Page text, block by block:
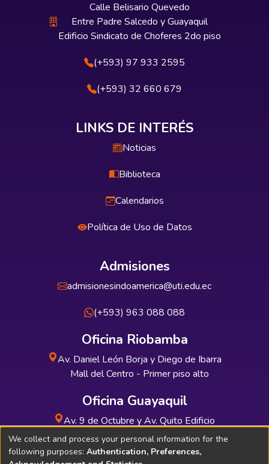
Calle Belisario Quevedo
Entre Padre Salcedo y Guayaquil
Edificio Sindicato de Choferes 2do piso
(+593) 97 933 2595
(+593) 32 660 679
LINKS DE INTERÉS
Noticias
Biblioteca
Calendarios
Política de Uso de Datos
Admisiones
admisionesindoamerica@uti.edu.ec
(+593) 963 088 088
Oficina Riobamba
Av. Daniel León Borja y Diego de Ibarra
Mall del Centro - Primer piso alto
Oficina Guayaquil
Av. 9 de Octubre y Av. Quito Edificio
INDUAUTO - Planta baja
We collect and process your personal information for the
following purposes: Authentication, Preferences,